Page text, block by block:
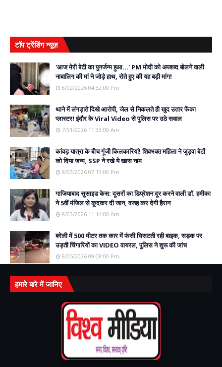
टॉप ट्रेंडिंग न्यूज़
'आज मेरी बेटी का पुनर्जन्म हुआ...' PM मोदी को अपशब्द बोलने वाली
नाबालिग की मां ने जोड़े हाथ, रोते हुए की यह बड़ी मांग!
8/02/2026 04:32:00 Pm
थाने में लंगड़ाते दिखे आरोपी, जेल से निकलते ही खुद उतार फेंका
प्लास्टर! इंदौर के Viral Video से पुलिस पर उठे सवाल
7/31/2026 11:33:00 Am
कांवड़ यात्रा के बीच गूंजी किलकारियां! शिवभक्त महिला ने जुड़वा बेटों
को दिया जन्म, SSP ने रखे ये खास नाम
8/03/2026 07:13:00 Pm
गाजियाबाद सुसाइड केस: दूसरों का डिप्रेशन दूर करने वाली डॉ. हमीका
ने 5वीं मंजिल से कूदकर दी जान, वजह कर देगी हैरान
8/03/2026 11:14:00 Am
बरेली में 500 मीटर तक कार में फंसी घिसटती रही बाइक, सड़क पर
उड़ती चिंगारियों का VIDEO वायरल, पुलिस ने शुरू की जांच
8/05/2026 09:08:00 Pm
हमारे बारे में जानिए